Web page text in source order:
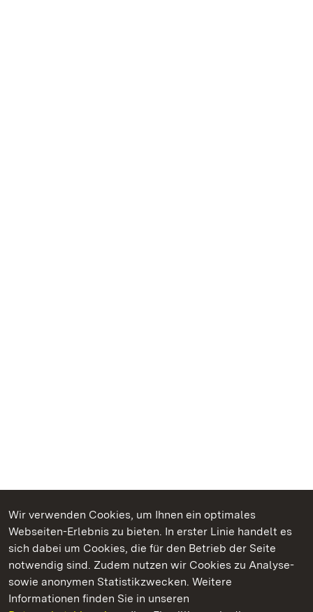
Wir verwenden Cookies, um Ihnen ein optimales
Webseiten-Erlebnis zu bieten. In erster Linie handelt es
sich dabei um Cookies, die für den Betrieb der Seite
notwendig sind. Zudem nutzen wir Cookies zu Analyse-
sowie anonymen Statistikzwecken. Weitere
Informationen finden Sie in unseren
Kommen. Staunen. Genießen.